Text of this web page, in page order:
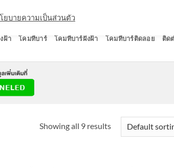
ฝ้า โคมทีบาร์ โคมทีบาร์ฝังฝ้า โคมทีบาร์ติดลอย ติด
Showing all 9 results
ยบายความเป็นส่วนตัว